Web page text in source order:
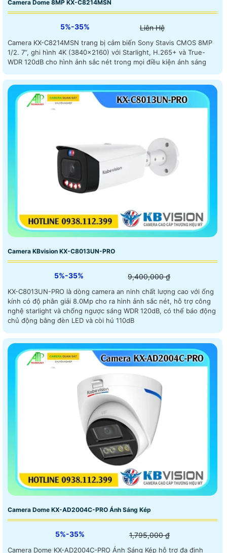
Camera Dome 8MP KX-C8214MSN
5%-35% Liên Hệ
Camera KX-C8214MSN trang bị cảm biến Sony Stavis CMOS 8MP
1/2. 7”, ghi hình 4K (3840×2160) với Starlight, H.265+ và True-
WDR 120dB cho hình ảnh sắc nét trong mọi điều kiện ánh sáng
Camera KBvision KX-C8013UN-PRO
5%-35% 9,400,000 ₫
KX-C8013UN-PRO là dòng camera an ninh chất lượng cao với ống
kính có độ phân giải 8.0Mp cho ra hình ảnh sắc nét, hỗ trợ công
nghệ starlight và chống ngược sáng WDR 120dB, có thể báo động
chủ động bằng đèn LED và còi hú 110dB
Camera Dome KX-AD2004C-PRO Ánh Sáng Kép
5%-35% 1,795,000 ₫
Camera Dome KX-AD2004C-PRO Ánh Sáng Kép hỗ trợ đa định